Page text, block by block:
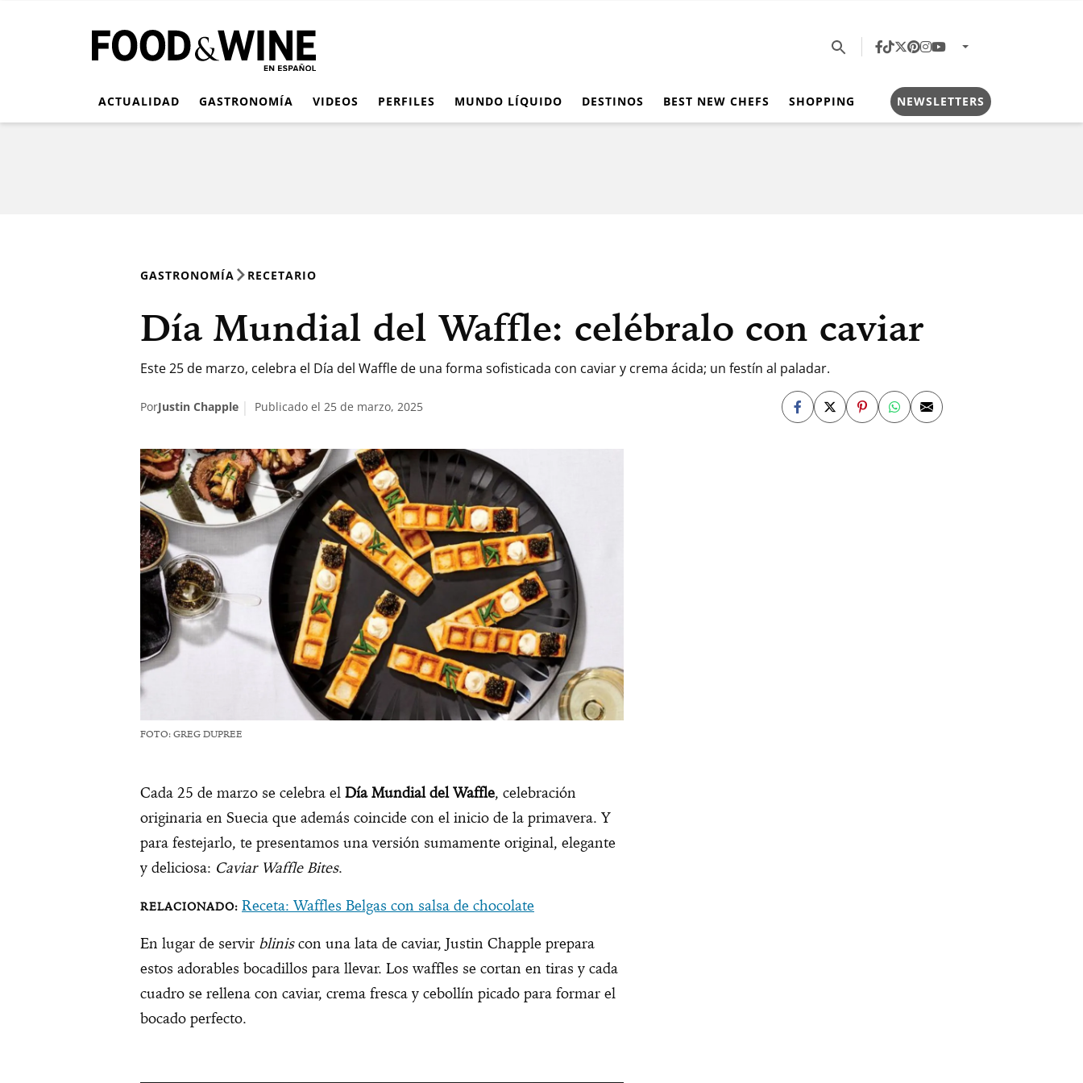
ACTUALIDAD GASTRONOMÍA VIDEOS PERFILES MUNDO LÍQUIDO DESTINOS BEST NEW CHEFS SHOPPING NEWSLETTERS
GASTRONOMÍA RECETARIO
Día Mundial del Waffle: celébralo con caviar
Este 25 de marzo, celebra el Día del Waffle de una forma sofisticada con caviar y crema ácida; un festín al paladar.
PorJustin Chapple Publicado el 25 de marzo, 2025
FOTO: GREG DUPREE
Cada 25 de marzo se celebra el Día Mundial del Waffle, celebración
originaria en Suecia que además coincide con el inicio de la primavera. Y
para festejarlo, te presentamos una versión sumamente original, elegante
y deliciosa: Caviar Waffle Bites.
Receta: Waffles Belgas con salsa de chocolate
En lugar de servir bliniscon una lata de caviar, Justin Chapple prepara
estos adorables bocadillos para llevar. Los waffles se cortan en tiras y cada
cuadro se rellena con caviar, crema fresca y cebollín picado para formar el
bocado perfecto.